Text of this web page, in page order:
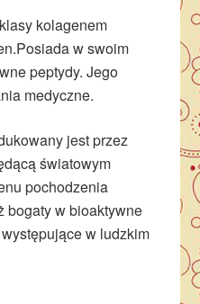
kolagenem
w swoim
peptydy. Jego
medyczne.
jest przez
światowym
pochodzenia
bogaty w bioaktywne
w ludzkim